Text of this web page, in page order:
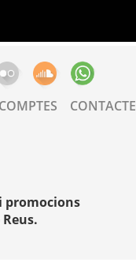
CONTACTE
promocions